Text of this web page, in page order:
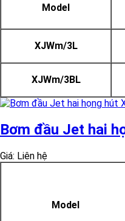
Model
XJWm/3L
XJWm/3BL
Bơm đầu Jet hai
Giá: Liên hệ
Model